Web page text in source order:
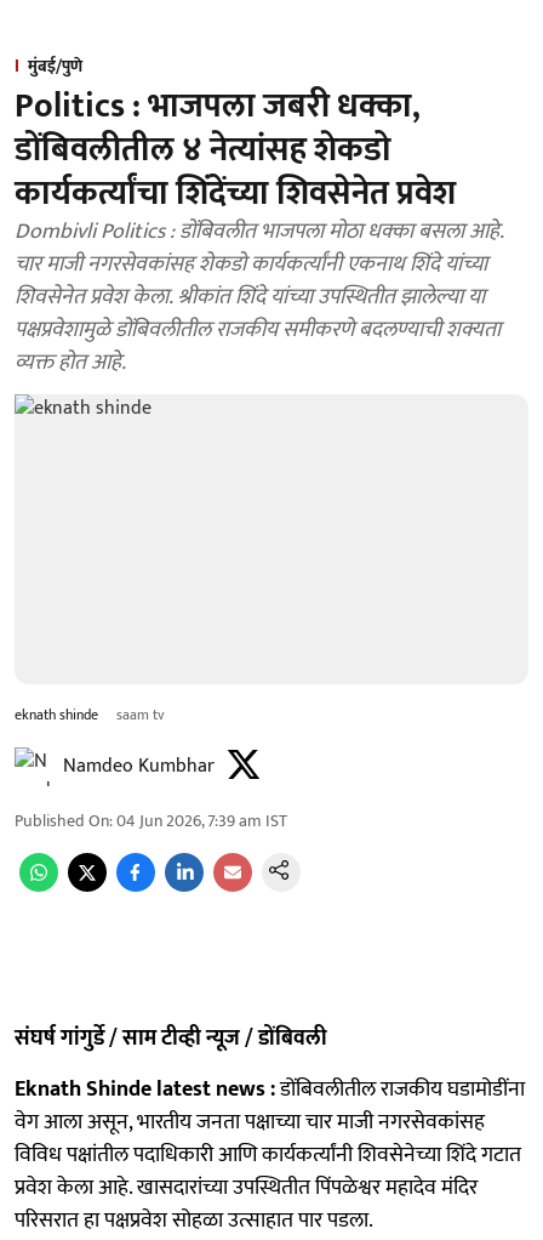
मुंबई/पुणे
Politics : भाजपला जबरी धक्का,
डोंबिवलीतील ४ नेत्यांसह शेकडो
कार्यकर्त्यांचा शिंदेंच्या शिवसेनेत प्रवेश
Dombivli Politics : डोंबिवलीत भाजपला मोठा धक्का बसला आहे.
चार माजी नगरसेवकांसह शेकडो कार्यकर्त्यांनी एकनाथ शिंदे यांच्या
शिवसेनेत प्रवेश केला. श्रीकांत शिंदे यांच्या उपस्थितीत झालेल्या या
पक्षप्रवेशामुळे डोंबिवलीतील राजकीय समीकरणे बदलण्याची शक्यता
व्यक्त होत आहे.
eknath shinde saam tv
Namdeo Kumbhar
Published On:04 Jun 2026, 7:39 am IST
संघर्ष गांगुर्डे / साम टीव्ही न्यूज / डोंबिवली
Eknath Shinde latest news :डोंबिवलीतील राजकीय घडामोडींना
वेग आला असून, भारतीय जनता पक्षाच्या चार माजी नगरसेवकांसह
विविध पक्षांतील पदाधिकारी आणि कार्यकर्त्यांनी शिवसेनेच्या शिंदे गटात
प्रवेश केला आहे. खासदारांच्या उपस्थितीत पिंपळेश्वर महादेव मंदिर
परिसरात हा पक्षप्रवेश सोहळा उत्साहात पार पडला.